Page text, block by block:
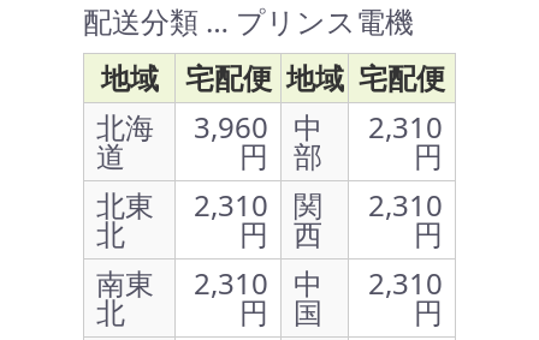
配送分類 … プリンス電機
地域
宅配便 地域 宅配便
北海
道
3,960
円
中
部
2,310
円
北東
北
2,310
円
関
西
2,310
円
南東
北
2,310
円
中
国
2,310
円